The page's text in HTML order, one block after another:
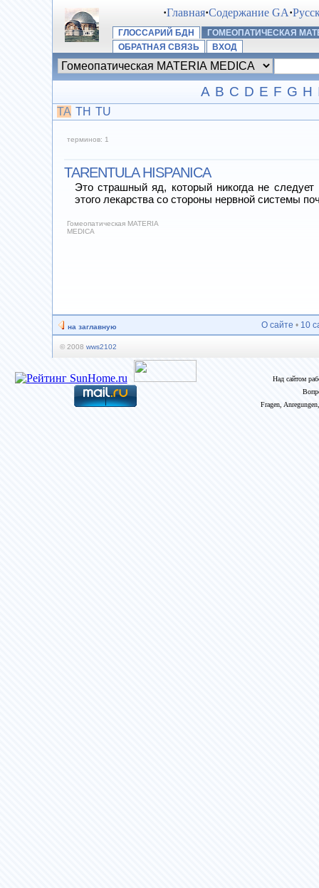
·Главная·Содержание GA·
ГЛОССАРИЙ БДН
ГОМЕОПАТИЧЕСКАЯ
ОБРАТНАЯ СВЯЗЬ
ВХОД
A B C D E F G H
TA TH TU
терминов: 1
TARENTULA HISPANICA
Это страшный яд, который никогда не
этого лекарства со стороны нервной системы
Гомеопатическая MATERIA
MEDICA
на заглавную О сайте • 10
© 2008 wws2102
Над сайтом
Fragen,